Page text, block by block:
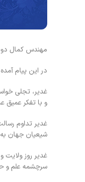
مهندس کمال
در این پیام
غدیر، تجلی
و با تفکر عمیق
غدیر تداوم
شيعيان جهان
غدیر روز ولایت
سرچشمه علم و